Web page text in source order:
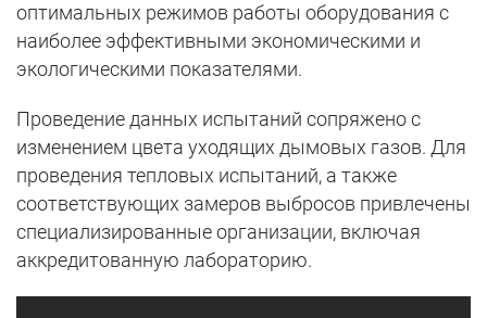
оптимальных режимов работы оборудования с
наиболее эффективными экономическими и
экологическими показателями.
Проведение данных испытаний сопряжено с
изменением цвета уходящих дымовых газов. Для
проведения тепловых испытаний, а также
соответствующих замеров выбросов привлечены
специализированные организации, включая
аккредитованную лабораторию.